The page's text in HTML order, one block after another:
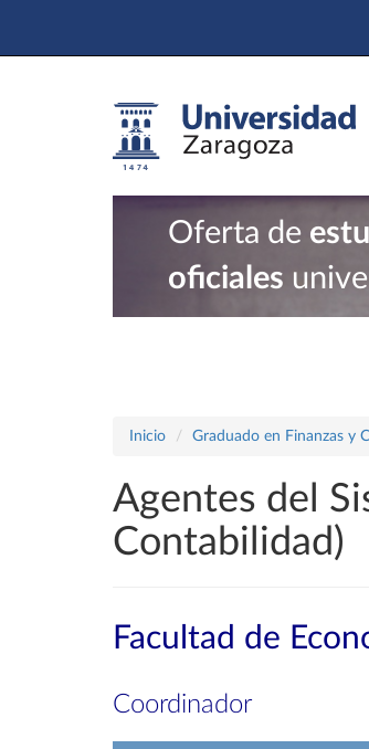
Oferta de
oficiales
Inicio Graduado en Finanzas y
Agentes del
Contabilidad)
Facultad de
Coordinador